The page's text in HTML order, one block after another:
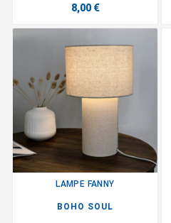
8,00 €
LAMPE FANNY
BOHO SOUL